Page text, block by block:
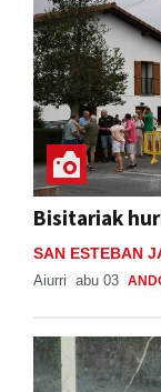
Bisitariak
SAN ESTEBAN
Aiurri abu 03